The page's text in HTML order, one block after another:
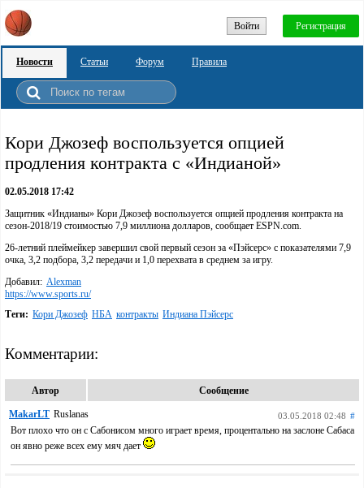
Войти Регистрация
Новости Статьи Форум Правила
Кори Джозеф воспользуется опцией
продления контракта с «Индианой»
02.05.2018 17:42
Защитник «Индианы» Кори Джозеф воспользуется опцией продления контракта на
сезон-2018/19 стоимостью 7,9 миллиона долларов, сообщает ESPN.com.
26-летний плеймейкер завершил свой первый сезон за «Пэйсерс» с показателями 7,9
очка, 3,2 подбора, 3,2 передачи и 1,0 перехвата в среднем за игру.
Добавил: Alexman
https://www.sports.ru/
Теги: Кори Джозеф НБА контракты Индиана Пэйсерс
Комментарии:
Автор Сообщение
MakarLT Ruslanas 03.05.2018 02:48 #
Вот плохо что он с Сабонисом много играет время, процентально на заслоне Сабаса
он явно реже всех ему мяч дает